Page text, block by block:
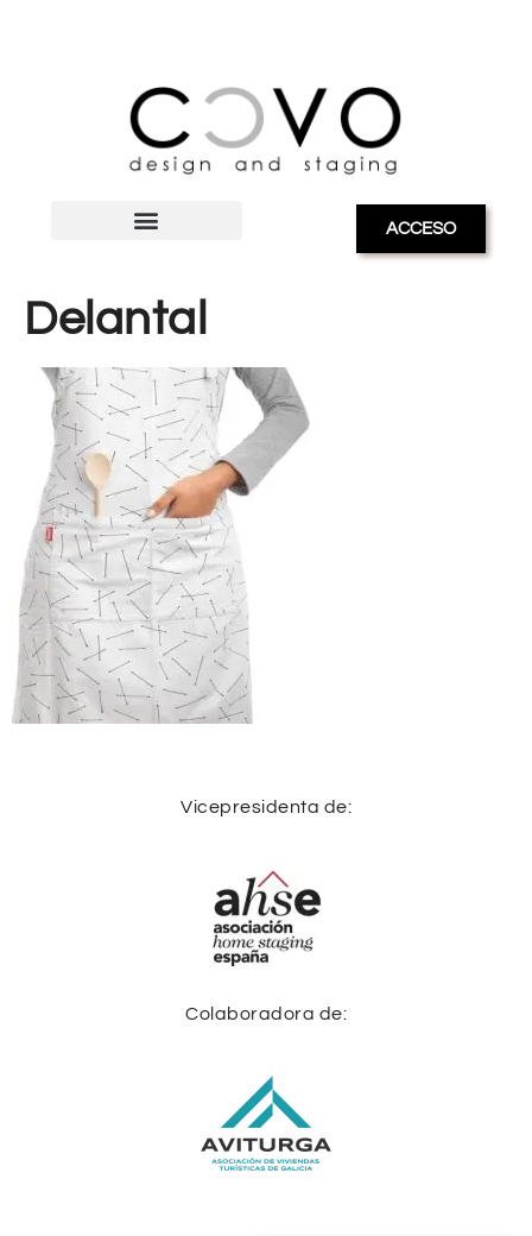
ACCESO
Delantal
Vicepresidenta de:
Colaboradora de: